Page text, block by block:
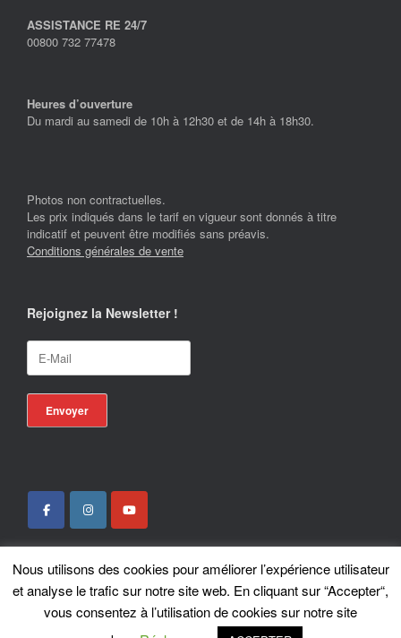
ASSISTANCE RE 24/7
00800 732 77478
Heures d’ouverture
Du mardi au samedi de 10h à 12h30 et de 14h à 18h30.
Photos non contractuelles.
Les prix indiqués dans le tarif en vigueur sont donnés à titre
indicatif et peuvent être modifiés sans préavis.
Conditions générales de vente
Rejoignez la Newsletter !
Locotrans SPRL - Exclusive Store Royal Enfield - Royal Enfield Brussels - ©
2026
ASiteOrigin Theme
Nous utilisons des cookies pour améliorer l’expérience utilisateur
et analyse le trafic sur notre site web. En cliquant sur “Accepter“,
vous consentez à l’utilisation de cookies sur notre site